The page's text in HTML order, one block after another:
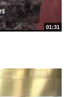
01:31